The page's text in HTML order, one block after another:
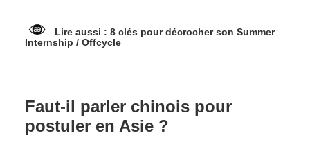
Lire aussi : 8 clés pour décrocher son Summer
Internship / Offcycle
Faut-il parler chinois pour
postuler en Asie ?